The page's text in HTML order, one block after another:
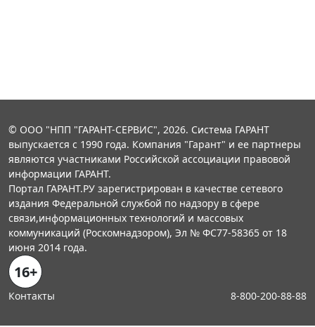
© ООО "НПП "ГАРАНТ-СЕРВИС", 2026. Система ГАРАНТ
выпускается с 1990 года. Компания "Гарант" и ее партнеры
являются участниками Российской ассоциации правовой
информации ГАРАНТ.
Портал ГАРАНТ.РУ зарегистрирован в качестве сетевого
издания Федеральной службой по надзору в сфере
связи,информационных технологий и массовых
коммуникаций (Роскомнадзором), Эл № ФС77-58365 от 18
июня 2014 года.
16+
Контакты 8-800-200-88-88